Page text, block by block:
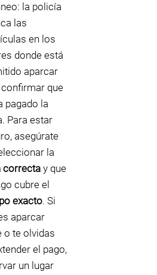
la policía
las
en los
donde está
aparcar
confirmar que
pagado la
Para estar
asegúrate
la
correcta y que
cubre el
exacto. Si
aparcar
o te olvidas
el pago,
un lugar